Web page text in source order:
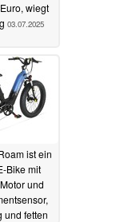
wiegt
03.07.2025
ist ein
Bike mit
und
und fetten